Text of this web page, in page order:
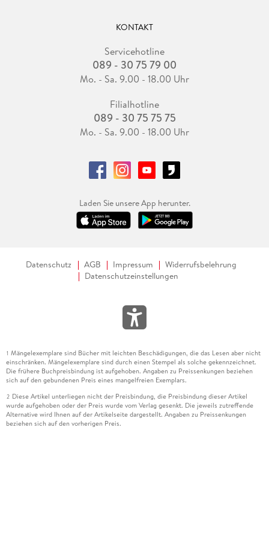
KONTAKT
Servicehotline
089 - 30 75 79 00
Mo. - Sa. 9.00 - 18.00 Uhr
Filialhotline
089 - 30 75 75 75
Mo. - Sa. 9.00 - 18.00 Uhr
Laden Sie unsere App herunter.
Datenschutz AGB Impressum
Widerrufsbelehrung
Datenschutzeinstellungen
1 Mängelexemplare sind Bücher mit leichten Beschädigungen, die das Lesen aber nicht
einschränken. Mängelexemplare sind durch einen Stempel als solche gekennzeichnet.
Die frühere Buchpreisbindung ist aufgehoben. Angaben zu Preissenkungen beziehen
sich auf den gebundenen Preis eines mangelfreien Exemplars.
2 Diese Artikel unterliegen nicht der Preisbindung, die Preisbindung dieser Artikel
wurde aufgehoben oder der Preis wurde vom Verlag gesenkt. Die jeweils zutreffende
Alternative wird Ihnen auf der Artikelseite dargestellt. Angaben zu Preissenkungen
beziehen sich auf den vorherigen Preis.